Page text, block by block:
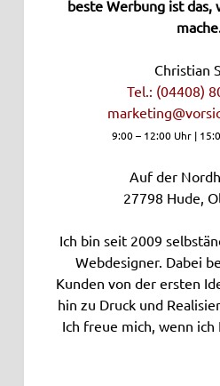
beste Werbung ist das,
Christian
Tel.: (04408)
9:00 – 12:00 Uhr |
Auf der
27798 Hude,
Ich bin seit 2009
Webdesigner. Dabei
Kunden von der ersten
hin zu Druck und
Ich freue mich, wenn